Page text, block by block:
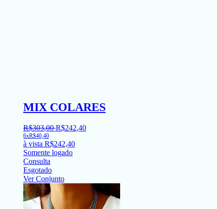
MIX COLARES
R$303,00 R$242,40
6xR$40,40
à vista R$242,40
Somente logado
Consulta
Esgotado
Ver Conjunto